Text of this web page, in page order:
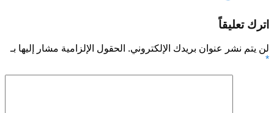
اترك تعليقاً
لن يتم نشر عنوان بريدك الإلكتروني. الحقول الإلزامية مشار إليها بـ
*